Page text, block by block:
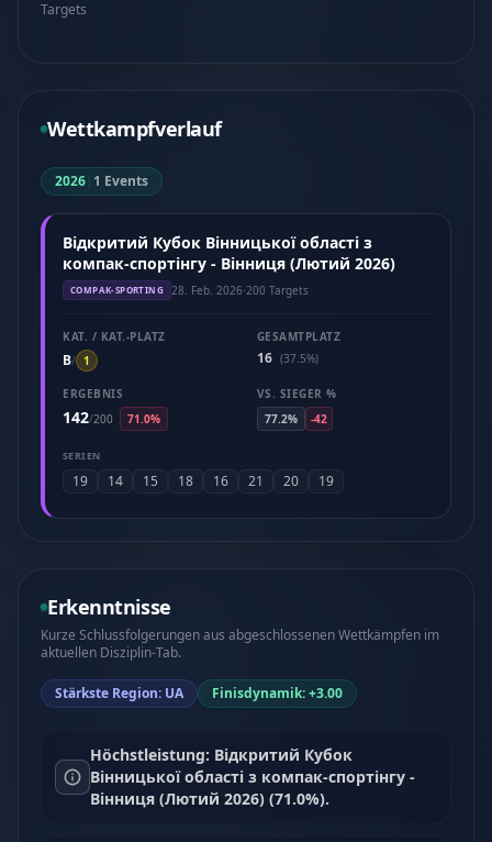
Targets
Wettkampfverlauf
2026| 1 Events
Відкритий Кубок Вінницької області з
компак-спортінгу - Вінниця (Лютий 2026)
COMPAK-SPORTING 28. Feb. 2026·200 Targets
KAT. / KAT.-PLATZ
B/ 1
GESAMTPLATZ
16 (37.5%)
ERGEBNIS
142/200 71.0%
VS. SIEGER %
77.2%
-42
SERIEN
19 14 15 18 16 21 20 19
Erkenntnisse
Kurze Schlussfolgerungen aus abgeschlossenen Wettkämpfen im
aktuellen Disziplin-Tab.
Stärkste Region: UA Finisdynamik: +3.00
Höchstleistung: Відкритий Кубок
Вінницької області з компак-спортінгу -
Вінниця (Лютий 2026) (71.0%).